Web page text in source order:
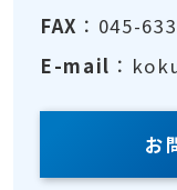
FAX ：045-
E-mail ：
お